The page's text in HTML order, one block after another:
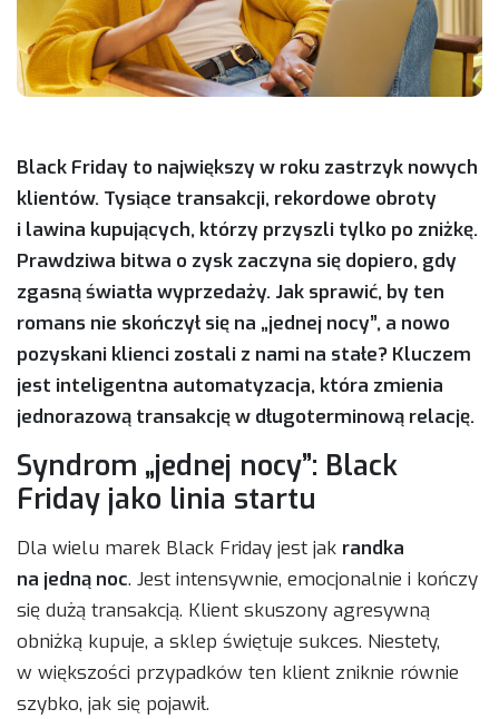
Black Friday to największy w roku zastrzyk nowych
klientów. Tysiące transakcji, rekordowe obroty
i lawina kupujących, którzy przyszli tylko po zniżkę.
Prawdziwa bitwa o zysk zaczyna się dopiero, gdy
zgasną światła wyprzedaży. Jak sprawić, by ten
romans nie skończył się na „jednej nocy”, a nowo
pozyskani klienci zostali z nami na stałe? Kluczem
jest inteligentna automatyzacja, która zmienia
jednorazową transakcję w długoterminową relację.
Syndrom „jednej nocy”: Black
Friday jako linia startu
Dla wielu marek Black Friday jest jak randka
na jedną noc. Jest intensywnie, emocjonalnie i kończy
się dużą transakcją. Klient skuszony agresywną
obniżką kupuje, a sklep świętuje sukces. Niestety,
w większości przypadków ten klient zniknie równie
szybko, jak się pojawił.